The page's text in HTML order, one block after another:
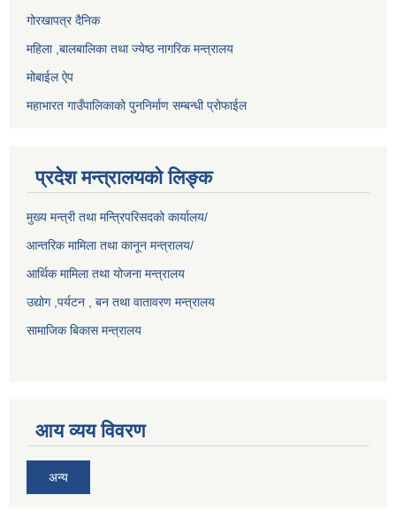
गोरखापत्र दैनिक
महिला ,बालबालिका तथा ज्येष्ठ नागरिक मन्त्रालय
मोबाईल ऐप
महाभारत गाउँपालिकाको पुननिर्माण सम्बन्धी प्रोफाईल
प्रदेश मन्त्रालयको लिङ्क
मुख्य मन्त्री तथा मन्त्रिपरिसदको कार्यालय/
आन्तरिक मामिला तथा कानून मन्त्रालय/
आर्थिक मामिला तथा योजना मन्त्रालय
उद्योग ,पर्यटन , बन तथा वातावरण मन्त्रालय
सामाजिक बिकास मन्त्रालय
आय व्यय विवरण
अन्य